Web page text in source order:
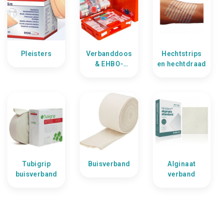
Pleisters
Verbanddoos
& EHBO-
Hechtstrips
en hechtdraad
Tubigrip
buisverband
Buisverband
Alginaat
verband